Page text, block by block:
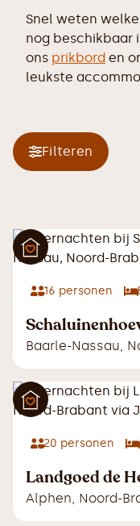
Snel weten
nog beschikbaar
ons prikbord en
leukste
Filteren
16 personen
Baarle-Nassau,
20 personen
Landgoed de
Alphen, Noord-